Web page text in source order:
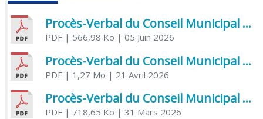
Procès-Verbal du Conseil Municipal du 5 juin 2026
PDF| 566,98 Ko | 05 Juin 2026
Procès-Verbal du Conseil Municipal du 21 avril 2026
PDF| 1,27 Mo | 21 Avril 2026
Procès-Verbal du Conseil Municipal du 31 mars 2026
PDF| 718,65 Ko | 31 Mars 2026